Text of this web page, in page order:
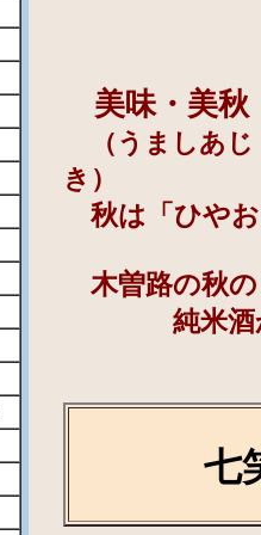
美味・美秋
（うましあ
き）
秋は「ひや
木曽路の秋の
純米酒
七笑